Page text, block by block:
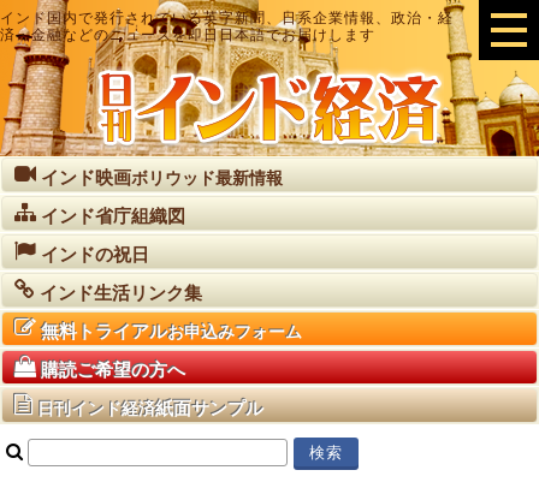
インド国内で発行されている英字新聞、日系企業情報、政治・経
済・金融などのニュースを即日日本語でお届けします
インド映画ボリウッド最新情報
インド省庁組織図
インドの祝日
インド生活リンク集
無料トライアルお申込みフォーム
購読ご希望の方へ
日刊インド経済紙面サンプル